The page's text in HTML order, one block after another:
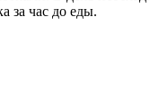
за час до еды.